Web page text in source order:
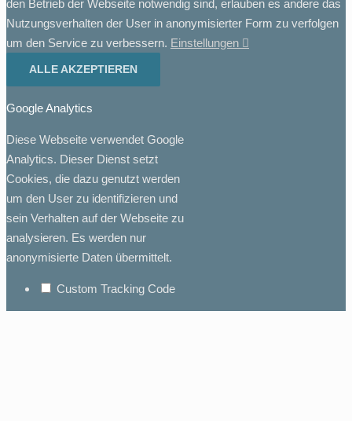
den Betrieb der Webseite notwendig sind, erlauben es andere das
Nutzungsverhalten der User in anonymisierter Form zu verfolgen
um den Service zu verbessern. Einstellungen
ALLE AKZEPTIEREN
Google Analytics
Diese Webseite verwendet Google
Analytics. Dieser Dienst setzt
Cookies, die dazu genutzt werden
um den User zu identifizieren und
sein Verhalten auf der Webseite zu
analysieren. Es werden nur
anonymisierte Daten übermittelt.
Custom Tracking Code